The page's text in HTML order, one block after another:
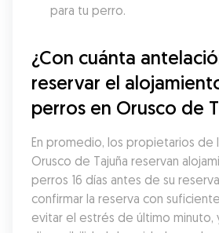
para tu perro.
¿Con cuánta
reservar el
perros en Orusco de
En promedio, los propietarios de
Orusco de Tajuña reservan
perros 16 días antes de su
confirmar la reserva con
evitar el estrés de último minuto,